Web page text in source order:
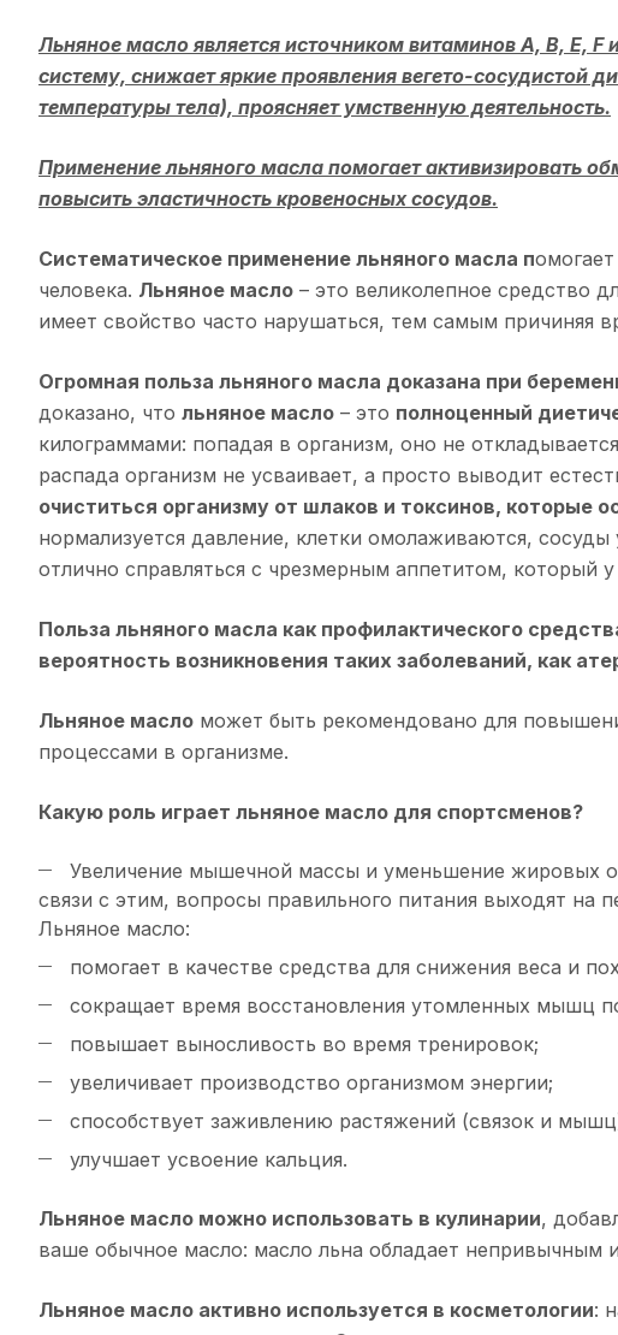
Льняное маслоявляется источником витаминов А, В, Е,
систему, снижает яркие проявления вегето-сосудистой
температуры тела), проясняет умственную деятельность.
Применениельняного масла помогает активизировать
повысить эластичность кровеносных сосудов.
Систематическое применение льняного масла п
человека. Льняное масло – это великолепное средство
имеет свойство часто нарушаться, тем самым причиняя
Огромная польза льняного масла доказана при
доказано, что льняное масло – это полноценный
килограммами: попадая в организм, оно не
распада организм не усваивает, а просто выводит
очиститься организму от шлаков и токсинов, которые
нормализуется давление, клетки омолаживаются,
отлично справляться с чрезмерным аппетитом, который
Польза льняного масла как профилактического
вероятность возникновения таких заболеваний, как
Льняное масло может быть рекомендовано для
процессами в организме.
Какую роль играет льняное масло для спортсменов?
Увеличение мышечной массы и уменьшение жировых
связи с этим, вопросы правильного питания выходят
Льняное масло:
помогает в качестве средства для снижения веса и
сокращает время восстановления утомленных мышц
повышает выносливость во время тренировок;
увеличивает производство организмом энергии;
способствует заживлению растяжений (связок и
улучшает усвоение кальция.
Льняное масло можно использовать в кулинарии,
ваше обычное масло: масло льна обладает непривычным
Льняное масло активно используется в косметологии: